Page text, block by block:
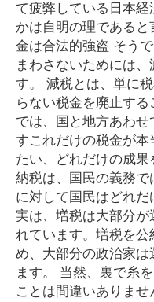
て疲弊している日本
かは自明の理である
金は合法的強盗 そう
まわさないためには
す。 減税とは、単に
らない税金を廃止す
では、国と地方あわ
すこれだけの税金が
たい、どれだけの成果
納税は、国民の義務
に対して国民はどれだ
実は、増税は大部分
れています。増税を
め、大部分の政治家
ます。 当然、裏で糸
ことは間違いありま